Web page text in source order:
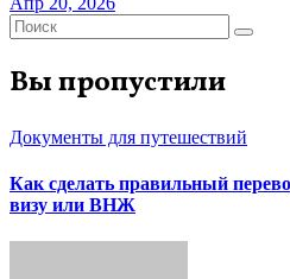
Вы пропустили
Документы для путешествий
Как сделать правильный
визу или ВНЖ